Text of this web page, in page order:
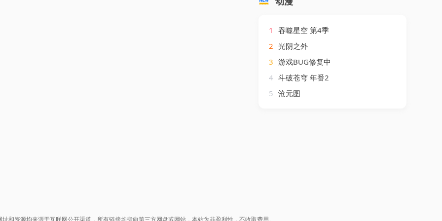
1
吞噬星空 第4季
2 光阴之外
3 游戏BUG修复中
4 斗破苍穹 年番2
5 沧元图
和资源均来源于互联网公开渠道，所有链接均指向第三方网盘或网站，本站为非盈利性，不收取费用。